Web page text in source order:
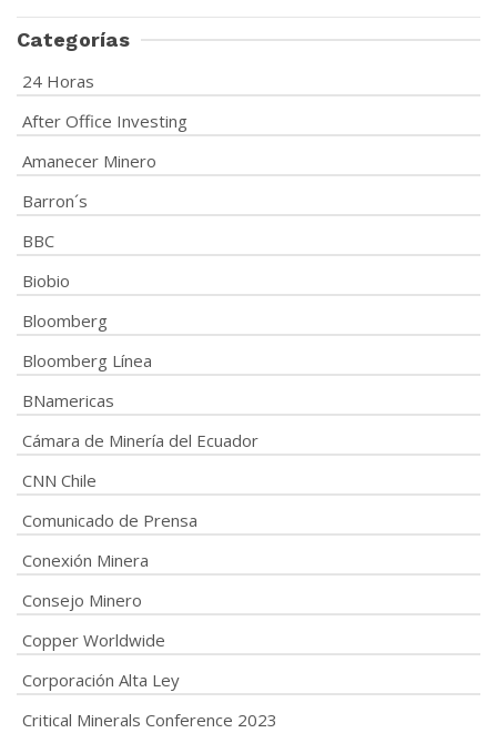
Categorías
24 Horas
After Office Investing
Amanecer Minero
Barron´s
BBC
Biobio
Bloomberg
Bloomberg Línea
BNamericas
Cámara de Minería del Ecuador
CNN Chile
Comunicado de Prensa
Conexión Minera
Consejo Minero
Copper Worldwide
Corporación Alta Ley
Critical Minerals Conference 2023